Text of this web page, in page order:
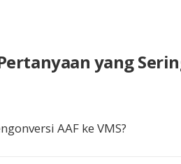
yang
AAF ke VMS?